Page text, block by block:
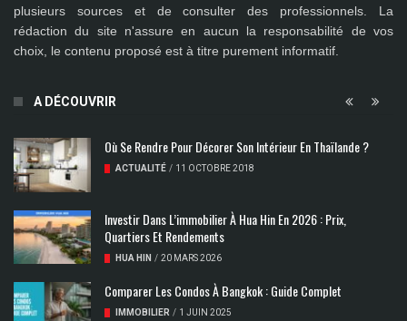
plusieurs sources et de consulter des professionnels. La
rédaction du site n'assure en aucun la responsabilité de vos
choix, le contenu proposé est à titre purement informatif.
A DÉCOUVRIR
Où Se Rendre Pour Décorer Son Intérieur En Thaïlande ?
ACTUALITÉ / 11 OCTOBRE 2018
Investir Dans L’immobilier À Hua Hin En 2026 : Prix,
Quartiers Et Rendements
HUA HIN / 20 MARS 2026
Comparer Les Condos À Bangkok : Guide Complet
IMMOBILIER / 1 JUIN 2025